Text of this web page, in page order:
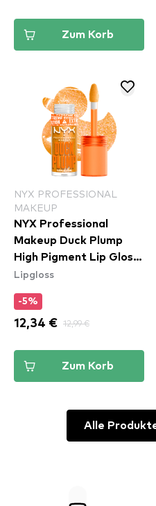
Zum Korb
NYX PROFESSIONAL
MAKEUP
NYX Professional
Makeup Duck Plump
High Pigment Lip Gloss
- 22 Flippin' Slime
Lipgloss
-5%
12,34 € 12,99 €
Zum Korb
Alle